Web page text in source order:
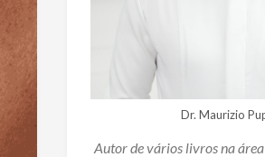
Dr. Maurizio
Autor de vários livros na